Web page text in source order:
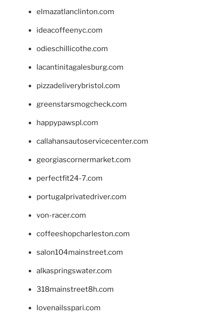
elmazatlanclinton.com
ideacoffeenyc.com
odieschillicothe.com
lacantinitagalesburg.com
pizzadeliverybristol.com
greenstarsmogcheck.com
happypawspl.com
callahansautoservicecenter.com
georgiascornermarket.com
perfectfit24-7.com
portugalprivatedriver.com
von-racer.com
coffeeshopcharleston.com
salon104mainstreet.com
alkaspringswater.com
318mainstreet8h.com
lovenailsspari.com